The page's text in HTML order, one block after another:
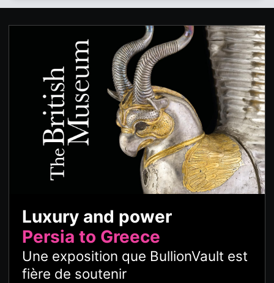
Luxury and power
Persia to Greece
Une exposition que BullionVault est
fière de soutenir